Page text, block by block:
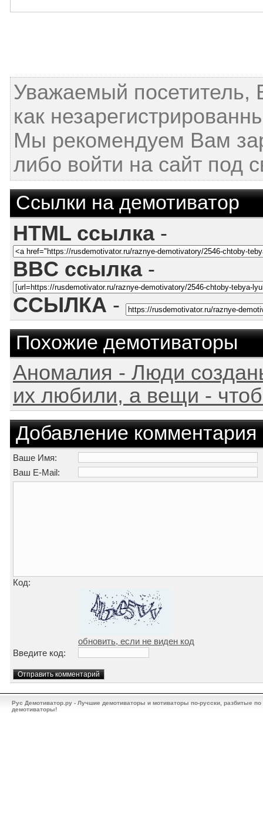
Уважаемый посетитель,
как
Мы рекомендуем Вам
либо войти на сайт под
Ссылки на демотиватор
HTML ссылка-
BBC ссылка-
ССЫЛКА -
Похожие демотиваторы
Аномалия - Люди
их любили, а вещи -
Добавление комментария
Ваше Имя:
Ваш E-Mail:
Код:
обновить, если не виден код
Введите код:
Рус Демотиватор.ру - Лучшие демотиваторы и мотиваторы по-русски, разбитые
демотиваторы!